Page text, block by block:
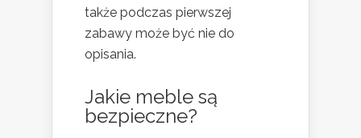
także podczas pierwszej
zabawy może być nie do
opisania.
Jakie meble są
bezpieczne?